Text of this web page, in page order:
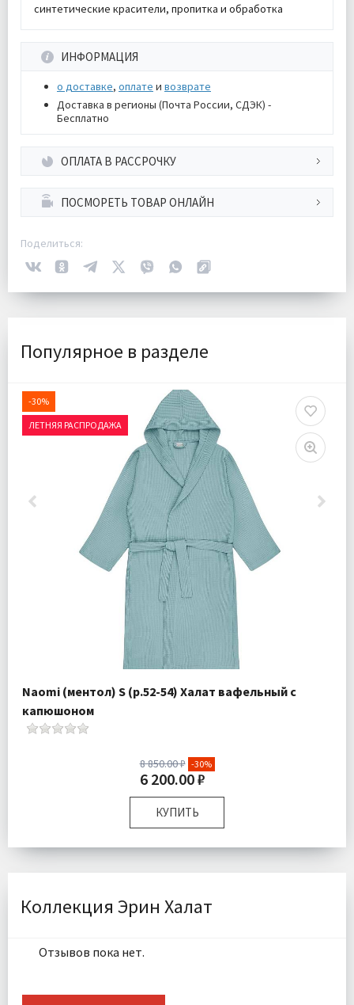
синтетические красители, пропитка и обработка
ИНФОРМАЦИЯ
о доставке, оплате и возврате
Доставка в регионы (Почта России, СДЭК) -
Бесплатно
ОПЛАТА В РАССРОЧКУ
ПОСМОРЕТЬ ТОВАР ОНЛАЙН
Поделиться:
Популярное в разделе
-30%
ЛЕТНЯЯ РАСПРОДАЖА
Naomi (ментол) S (р.52-54) Халат вафельный с
капюшоном
8 850.00 ₽ -30%
6 200.00 ₽
КУПИТЬ
Размер:
S
Ткань:
Доставка:
Коллекция Эрин Халат
Отзывов пока нет.